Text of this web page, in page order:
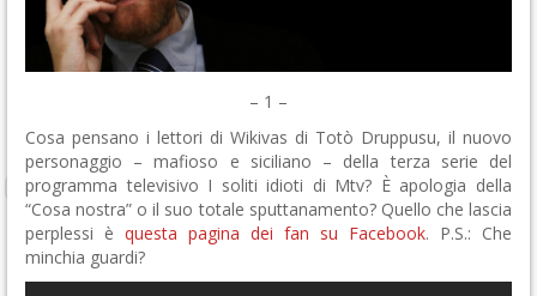
– 1 –
Cosa pensano i lettori di Wikivas di Totò Druppusu, il nuovo
personaggio – mafioso e siciliano – della terza serie del
programma televisivo I soliti idioti di Mtv? È apologia della
“Cosa nostra” o il suo totale sputtanamento? Quello che lascia
perplessi è questa pagina dei fan su Facebook. P.S.: Che
minchia guardi?